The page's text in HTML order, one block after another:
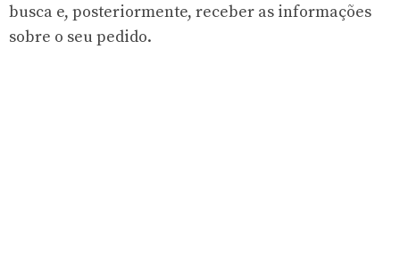
busca e, posteriormente, receber as informações
sobre o seu pedido.